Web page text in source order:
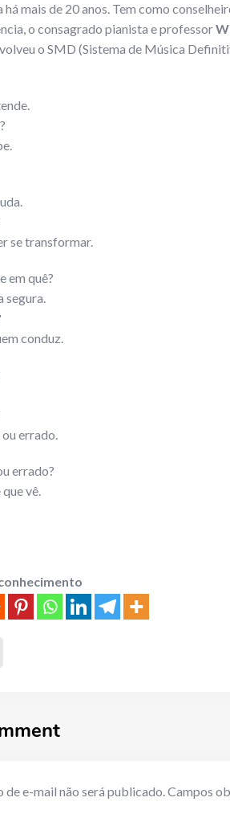
há mais de 20 anos. Tem como
o consagrado pianista e professor
o SMD (Sistema de Música
se transformar.
em quê?
segura.
conduz.
errado.
errado?
vê.
de e-mail não será publicado.Campos